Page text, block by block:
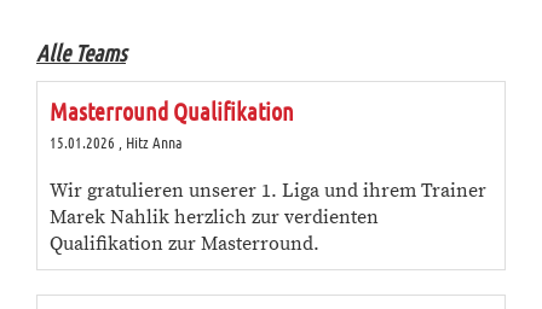
Alle Teams
Masterround Qualifikation
15.01.2026 , Hitz Anna
Wir gratulieren unserer 1. Liga und ihrem Trainer
Marek Nahlik herzlich zur verdienten
Qualifikation zur Masterround.